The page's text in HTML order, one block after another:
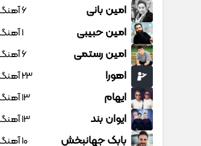
امین بانی 6 آهنگ
امین حبیبی 1 آهنگ
امین رستمی 6 آهنگ
اهورا 23 آهنگ
ایهام 13 آهنگ
ایوان بند 13 آهنگ
بابک جهانبخش 10 آهنگ